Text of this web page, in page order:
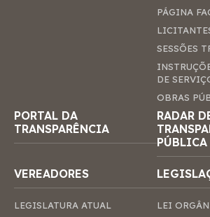
PÁGINA
SESSÕES
DE
OBRAS
PORTAL DA
TRANSPARÊNCIA
RADAR
PÚBLICA
VEREADORES
LEGISLATURA ATUAL
LEI